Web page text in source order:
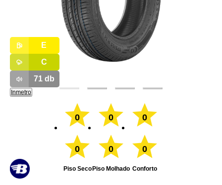
E
C
71db
Inmetro
0
0
Piso Seco
0
0
Piso Molhado
0
0
Conforto